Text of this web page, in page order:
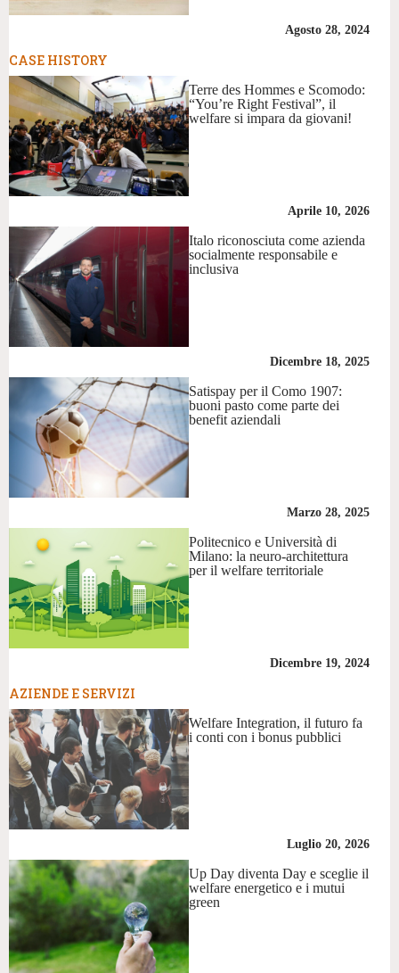
Agosto 28, 2024
CASE HISTORY
Terre des Hommes e Scomodo:
“You’re Right Festival”, il
welfare si impara da giovani!
Aprile 10, 2026
Italo riconosciuta come azienda
socialmente responsabile e
inclusiva
Dicembre 18, 2025
Satispay per il Como 1907:
buoni pasto come parte dei
benefit aziendali
Marzo 28, 2025
Politecnico e Università di
Milano: la neuro-architettura
per il welfare territoriale
Dicembre 19, 2024
AZIENDE E SERVIZI
Welfare Integration, il futuro fa
i conti con i bonus pubblici
Luglio 20, 2026
Up Day diventa Day e sceglie il
welfare energetico e i mutui
green